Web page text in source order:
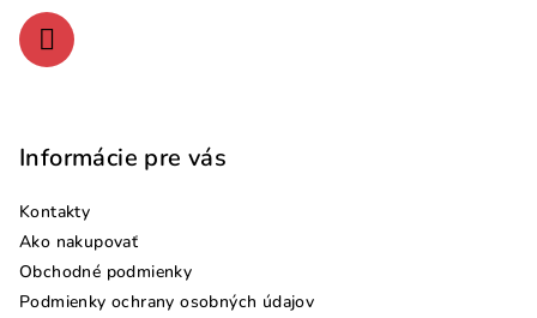
Informácie pre vás
Kontakty
Ako nakupovať
Obchodné podmienky
Podmienky ochrany osobných údajov